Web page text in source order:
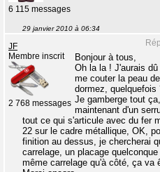
6 115 messages
29 janvier 2010 à 06:34
JF
Membre inscrit
2 768 messages
Bonjour à tous,
Oh la la ! J'aurais
me couter la peau
dormez, quelquefois
Je gamberge tout
maintenant d'un
tout ce qui s'articule avec du fer
22 sur le cadre métallique, OK,
finition au dessus, je chercherai
carrelage, un placage
même carrelage qu'à côté, ça va